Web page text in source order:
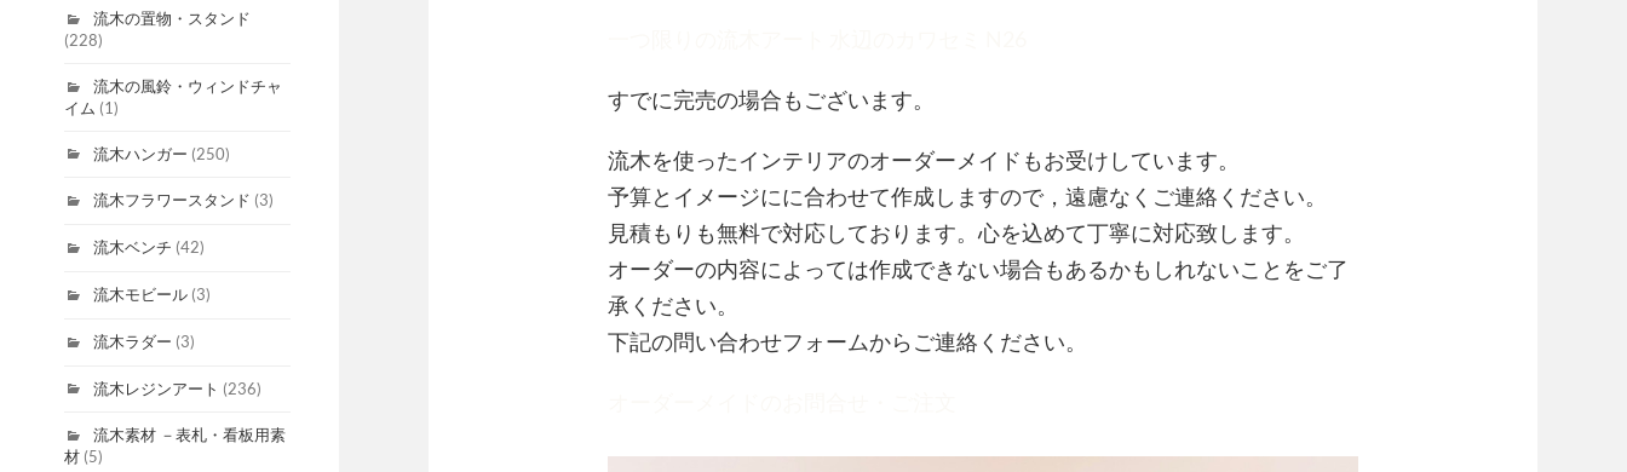
流木の置物・スタンド
(228)
流木の風鈴・ウィンドチャ
イム (1)
流木ハンガー (250)
流木フラワースタンド (3)
流木ベンチ (42)
流木モビール(3)
流木ラダー (3)
流木レジンアート (236)
流木素材 －表札・看板用素
材(5)
すでに完売の場合もございます。
流木を使ったインテリアのオーダーメイドもお受けしています。
予算とイメージにに合わせて作成しますので，遠慮なくご連絡ください。
見積もりも無料で対応しております。心を込めて丁寧に対応致します。
オーダーの内容によっては作成できない場合もあるかもしれないことをご了
承ください。
下記の問い合わせフォームからご連絡ください。